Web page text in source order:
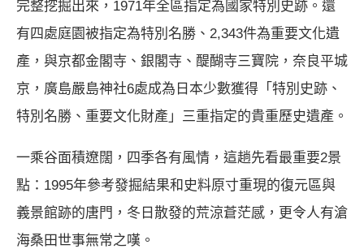
完整挖掘出來，1971年全區指定為國家特別史跡。還
有四處庭園被指定為特別名勝、2,343件為重要文化遺
產，與京都金閣寺、銀閣寺、醍醐寺三寶院，奈良平城
京，廣島嚴島神社6處成為日本少數獲得「特別史跡、
特別名勝、重要文化財產」三重指定的貴重歷史遺產。
一乘谷面積遼闊，四季各有風情，這趟先看最重要2景
點：1995年參考發掘結果和史料原寸重現的復元區與
義景館跡的唐門，冬日散發的荒涼蒼茫感，更令人有滄
海桑田世事無常之嘆。